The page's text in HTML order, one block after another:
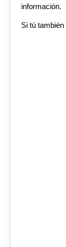
información.
Si tú